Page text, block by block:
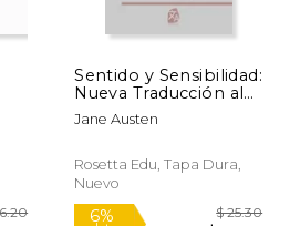
Sentido y Sensibilidad:
Nueva Traducción al
Español
Jane Austen
Rosetta Edu, Tapa Dura,
Nuevo